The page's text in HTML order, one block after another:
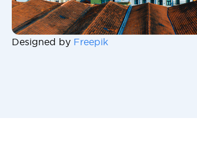
Designed by Freepik